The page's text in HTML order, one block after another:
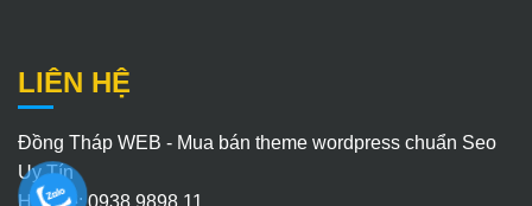
LIÊN HỆ
Đồng Tháp WEB - Mua bán theme wordpress chuẩn Seo
Uy Tín
Hotline: 0938.9898.11